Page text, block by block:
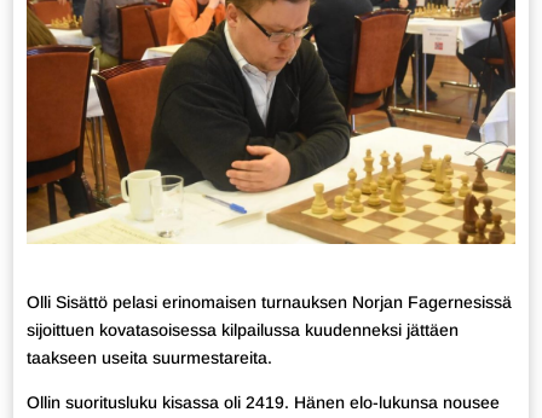
Olli Sisättö pelasi erinomaisen turnauksen Norjan Fagernesissä
sijoittuen kovatasoisessa kilpailussa kuudenneksi jättäen
taakseen useita suurmestareita.
Ollin suoritusluku kisassa oli 2419. Hänen elo-lukunsa nousee